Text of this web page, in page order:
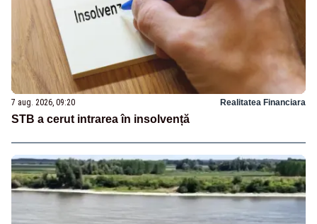
7 aug. 2026, 09:20 Realitatea Financiara
STB a cerut intrarea în insolvență